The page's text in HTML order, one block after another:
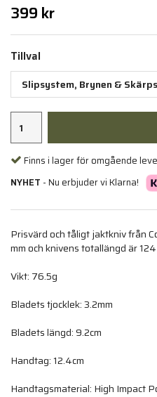
399 kr
Tillval
Slipsystem, Brynen &
Finns i lager för omgående
NYHET - Nu erbjuder vi Klarna!
Prisvärd och tåligt jaktkniv från
mm och knivens totallängd är
Vikt: 76.5g
Bladets tjocklek: 3.2mm
Bladets längd: 9.2cm
Handtag: 12.4cm
Handtagsmaterial: High Impact